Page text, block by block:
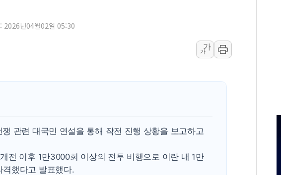
오세훈 "용산공원 주택 검토, 민주
충북 주말 무더위 지속…청주·진천
뉴욕증시, 고용 쇼크에 금리 인
트럼프, 쿡 연준 이사 해임 재추
2026년04월02일 05:30
가
가
관련 대국민 연설을 통해 작전 진행 상황을 보고하고
전 이후 1만3000회 이상의 전투 비행으로 이란 내 1만
했다고 발표했다.